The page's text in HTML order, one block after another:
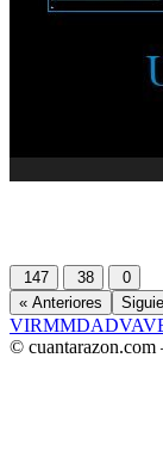
147 38
0
« Anteriores
VIRMMDADV
© cuantarazon.com